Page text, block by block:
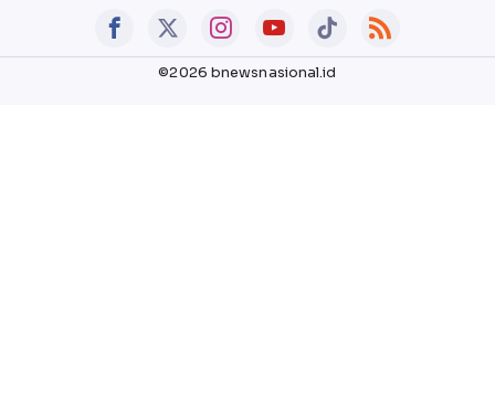
©2026 bnewsnasional.id